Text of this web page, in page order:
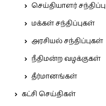
செய்தியாளர் சந்திப்பு
மக்கள் சந்திப்புகள்
அரசியல் சந்திப்புகள்
நீதிமன்ற வழக்குகள்
தீர்மானங்கள்
கட்சி செய்திகள்